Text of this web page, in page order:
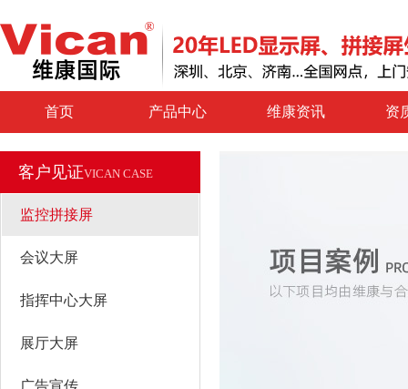
首页 产品中心 维康资讯 资
客户见证VICAN CASE
监控拼接屏
会议大屏
指挥中心大屏
展厅大屏
广告宣传